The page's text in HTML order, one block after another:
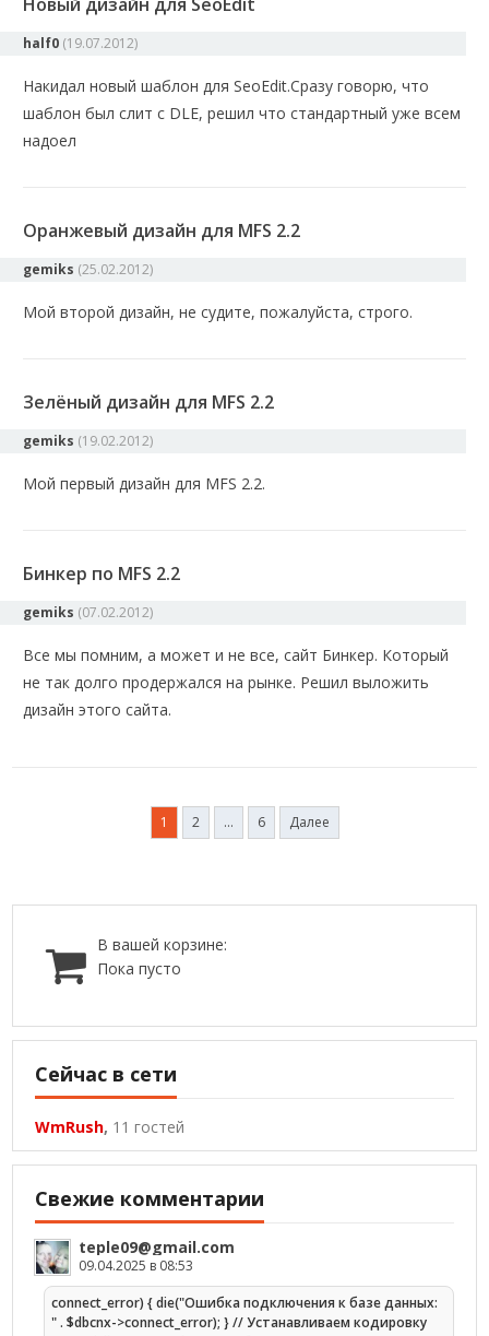
Новый дизайн для SeoEdit
half0 (19.07.2012)
Накидал новый шаблон для SeoEdit.Сразу говорю, что
шаблон был слит с DLE, решил что стандартный уже всем
надоел
Оранжевый дизайн для MFS 2.2
gemiks (25.02.2012)
Мой второй дизайн, не судите, пожалуйста, строго.
Зелёный дизайн для MFS 2.2
gemiks (19.02.2012)
Мой первый дизайн для MFS 2.2.
Бинкер по MFS 2.2
gemiks (07.02.2012)
Все мы помним, а может и не все, сайт Бинкер. Который
не так долго продержался на рынке. Решил выложить
дизайн этого сайта.
1 2 … 6 Далее
В вашей корзине:
Пока пусто
Сейчас в сети
WmRush, 11 гостей
Свежие комментарии
teple09@gmail.com
09.04.2025 в 08:53
connect_error) { die("Ошибка подключения к базе данных:
" . $dbcnx->connect_error); } // Устанавливаем кодировку